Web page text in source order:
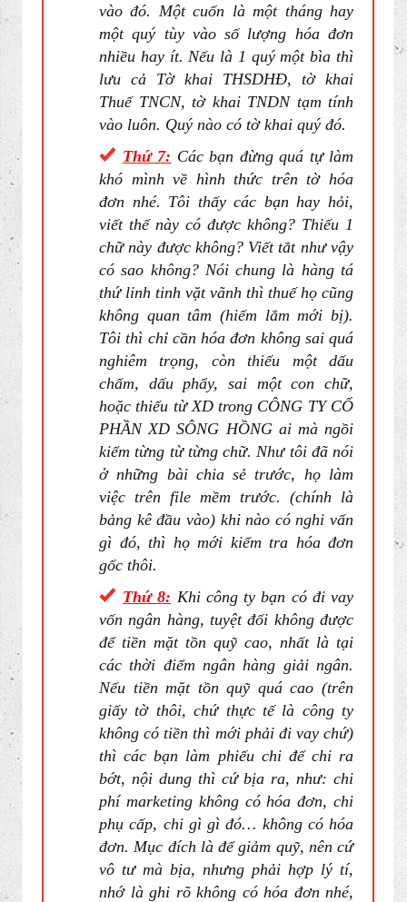
vào đó. Một cuốn là một tháng hay
một quý tùy vào số lượng hóa đơn
nhiều hay ít. Nếu là 1 quý một bìa thì
lưu cả Tờ khai THSDHĐ, tờ khai
Thuế TNCN, tờ khai TNDNtạm tính
vào luôn. Quý nào có tờ khai quý đó.
Thứ 7: Các bạn đừng quá tự làm
khó mình về hình thức trên tờ hóa
đơn nhé. Tôi thấy các bạn hay hỏi,
viết thế này có được không? Thiếu 1
chữ này được không? Viết tắt như vậy
có sao không? Nói chung là hàng tá
thứ linh tinh vặt vãnh thì thuế họ cũng
không quan tâm (hiếm lắm mới bị).
Tôi thì chỉ cần hóa đơn không sai quá
nghiêm trọng, còn thiếu một dấu
chấm, dấu phẩy, sai một con chữ,
hoặc thiếu từ XD trong CÔNG TY CỔ
PHẦN XD SÔNG HỒNG ai mà ngồi
kiểm từng từ từng chữ. Như tôi đã nói
ở những bài chia sẻ trước, họ làm
việc trên file mềm trước. (chính là
bảng kê đầu vào) khi nào có nghi vấn
gì đó, thì họ mới kiểm tra hóa đơn
gốc thôi.
Thứ8: Khi công ty bạn có đi vay
vốn ngân hàng, tuyệt đối không được
để tiền mặt tồn quỹ cao, nhất là tại
các thời điểm ngân hàng giải ngân.
Nếu tiền mặt tồn quỹ quá cao (trên
giấy tờ thôi, chứ thực tế là công ty
không có tiền thì mới phải đi vay chứ)
thì các bạn làm phiếu chi để chi ra
bớt, nội dung thì cứ bịa ra, như: chi
phí marketing không có hóa đơn, chi
phụ cấp, chi gì gì đó… không có hóa
đơn. Mục đích là để giảm quỹ, nên cứ
vô tư mà bịa, nhưng phải hợp lý tí,
nhớ là ghi rõ không có hóa đơn nhé,